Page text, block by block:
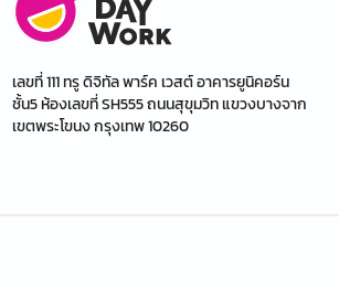
เลขที่ 111 ทรู ดิจิทัล พาร์ค เวสต์ อาคารยูนิคอร์น
ชั้น5 ห้องเลขที่ SH555 ถนนสุขุมวิท แขวงบางจาก
เขตพระโขนง กรุงเทพ 10260